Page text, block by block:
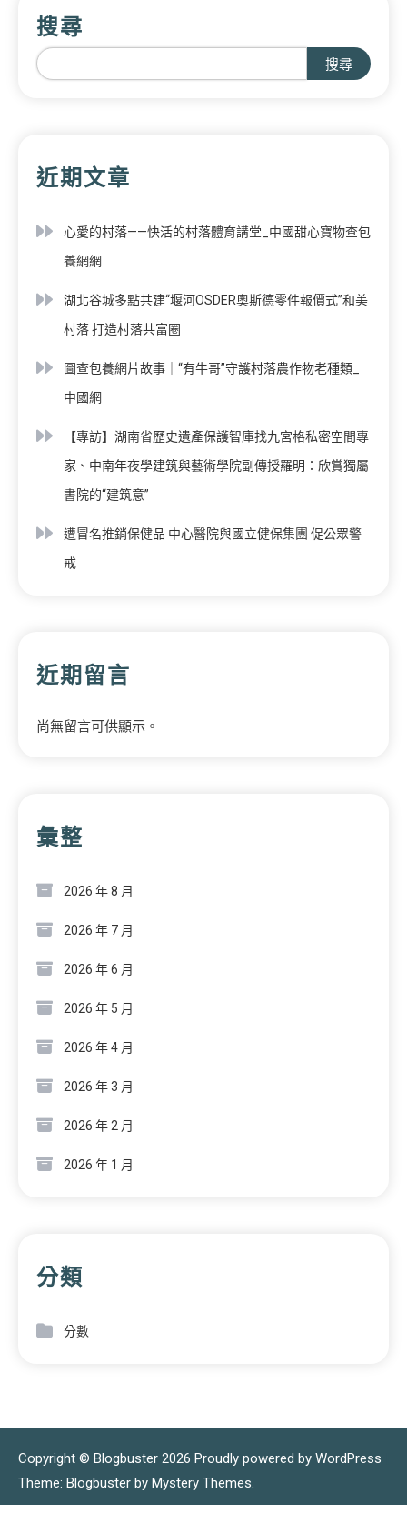
搜尋
搜尋
近期文章
心愛的村落——快活的村落體育講堂_中國甜心寶物查包
養網網
湖北谷城多點共建“堰河OSDER奧斯德零件報價式”和美
村落 打造村落共富圈
圖查包養網片故事｜“有牛哥”守護村落農作物老種類_
中國網
【專訪】湖南省歷史遺產保護智庫找九宮格私密空間專
家、中南年夜學建筑與藝術學院副傳授羅明：欣賞獨屬
書院的“建筑意”
遭冒名推銷保健品 中心醫院與國立健保集團 促公眾警
戒
近期留言
尚無留言可供顯示。
彙整
2026 年 8 月
2026 年 7 月
2026 年 6 月
2026 年 5 月
2026 年 4 月
2026 年 3 月
2026 年 2 月
2026 年 1 月
分類
分數
Copyright © Blogbuster 2026 Proudly powered by WordPress
Theme: Blogbuster by Mystery Themes